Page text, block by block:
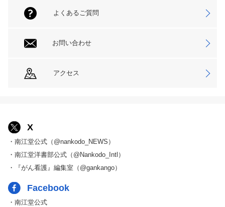
よくあるご質問
お問い合わせ
アクセス
X
・南江堂公式（@nankodo_NEWS）
・南江堂洋書部公式（@Nankodo_Intl）
・『がん看護』編集室（@gankango）
Facebook
・南江堂公式